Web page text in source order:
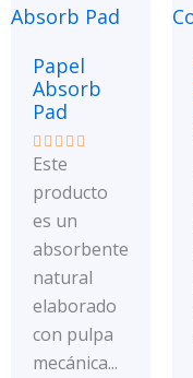
Papel
Absorb
Pad
Valorado
0
5
Este
producto
es un
absorbente
natural
elaborado
con pulpa
mecánica...